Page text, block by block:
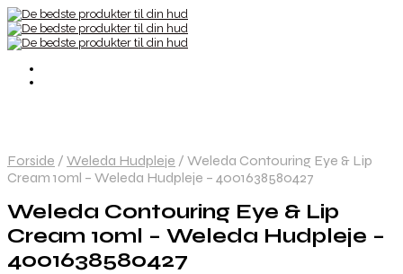
Forside / Weleda Hudpleje / Weleda Contouring Eye & Lip
Cream 10ml – Weleda Hudpleje – 4001638580427
Weleda Contouring Eye & Lip
Cream 10ml – Weleda Hudpleje –
4001638580427